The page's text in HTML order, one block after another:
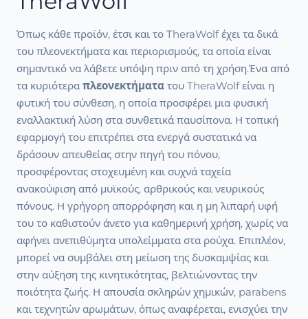
Όπως κάθε προϊόν, έτσι και το TheraWolf έχει τα δικά
του πλεονεκτήματα και περιορισμούς, τα οποία είναι
σημαντικό να λάβετε υπόψη πριν από τη χρήση.Ένα από
τα κυριότερα πλεονεκτήματα του TheraWolf είναι η
φυτική του σύνθεση, η οποία προσφέρει μια φυσική
εναλλακτική λύση στα συνθετικά παυσίπονα. Η τοπική
εφαρμογή του επιτρέπει στα ενεργά συστατικά να
δράσουν απευθείας στην πηγή του πόνου,
προσφέροντας στοχευμένη και συχνά ταχεία
ανακούφιση από μυϊκούς, αρθρικούς και νευρικούς
πόνους. Η γρήγορη απορρόφηση και η μη λιπαρή υφή
του το καθιστούν άνετο για καθημερινή χρήση, χωρίς να
αφήνει ανεπιθύμητα υπολείμματα στα ρούχα. Επιπλέον,
μπορεί να συμβάλει στη μείωση της δυσκαμψίας και
στην αύξηση της κινητικότητας, βελτιώνοντας την
ποιότητα ζωής. Η απουσία σκληρών χημικών, parabens
και τεχνητών αρωμάτων, όπως αναφέρεται, ενισχύει την